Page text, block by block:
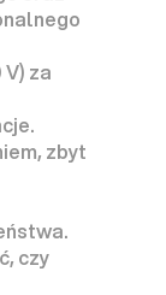
za
zbyt
czy